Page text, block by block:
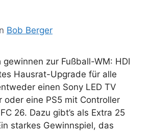
Bob Berger
zur Fußball-WM: HDI
Hausrat-Upgrade für alle
einen Sony LED TV
oder eine PS5 mit Controller
26. Dazu gibt’s als Extra 25
starkes Gewinnspiel, das